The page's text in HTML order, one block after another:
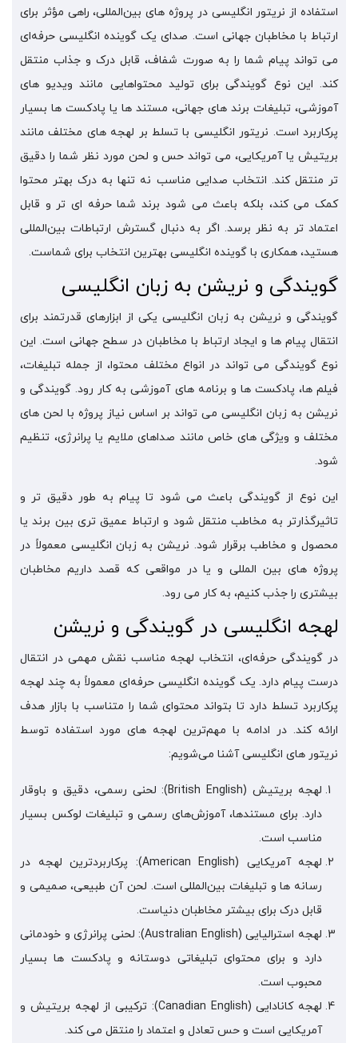
استفاده از نریتور انگلیسی در پروژه‌ های بین‌المللی، راهی مؤثر برای
ارتباط با مخاطبان جهانی است. صدای یک گوینده انگلیسی حرفه‌ای
می‌ تواند پیام شما را به‌ صورت شفاف، قابل‌ درک و جذاب منتقل
کند. این نوع گویندگی برای تولید محتواهایی مانند ویدیو های
آموزشی، تبلیغات برند های جهانی، مستند ها یا پادکست‌ ها بسیار
پرکاربرد است. نریتور انگلیسی با تسلط بر لهجه‌ های مختلف مانند
بریتیش یا آمریکایی، می‌ تواند حس و لحن مورد نظر شما را دقیق‌
تر منتقل کند. انتخاب صدایی مناسب نه‌ تنها به درک بهتر محتوا
کمک می‌ کند، بلکه باعث می‌ شود برند شما حرفه‌ ای‌ تر و قابل‌
اعتماد تر به نظر برسد. اگر به دنبال گسترش ارتباطات بین‌المللی
هستید، همکاری با گوینده انگلیسی بهترین انتخاب برای شماست.
گویندگی و نریشن به زبان انگلیسی
گویندگی و نریشن به زبان انگلیسی یکی از ابزارهای قدرتمند برای
انتقال پیام ها و ایجاد ارتباط با مخاطبان در سطح جهانی است. این
نوع گویندگی می تواند در انواع مختلف محتوا، از جمله تبلیغات،
فیلم ها، پادکست ها و برنامه های آموزشی به کار رود. گویندگی و
نریشن به زبان انگلیسی می تواند بر اساس نیاز پروژه با لحن های
مختلف و ویژگی های خاص مانند صداهای ملایم یا پرانرژی، تنظیم
شود.
این نوع از گویندگی باعث می شود تا پیام به طور دقیق تر و
تاثیرگذارتر به مخاطب منتقل شود و ارتباط عمیق تری بین برند یا
محصول و مخاطب برقرار شود. نریشن به زبان انگلیسی معمولاً در
پروژه های بین المللی و یا در مواقعی که قصد داریم مخاطبان
بیشتری را جذب کنیم، به کار می رود.
لهجه‌ انگلیسی در گویندگی و نریشن
در گویندگی حرفه‌ای، انتخاب لهجه مناسب نقش مهمی در انتقال
درست پیام دارد. یک گوینده انگلیسی حرفه‌ای معمولاً به چند لهجه
پرکاربرد تسلط دارد تا بتواند محتوای شما را متناسب با بازار هدف
ارائه کند. در ادامه با مهم‌ترین لهجه‌ های مورد استفاده توسط
نریتور های انگلیسی آشنا می‌شویم:
لهجه بریتیش (British English): لحنی رسمی، دقیق و باوقار
دارد. برای مستندها، آموزش‌های رسمی و تبلیغات لوکس بسیار
مناسب است.
لهجه آمریکایی (American English): پرکاربردترین لهجه در
رسانه‌ ها و تبلیغات بین‌المللی است. لحن آن طبیعی، صمیمی و
قابل‌ درک برای بیشتر مخاطبان دنیاست.
لهجه استرالیایی (Australian English): لحنی پرانرژی و خودمانی
دارد و برای محتوای تبلیغاتی دوستانه و پادکست‌ ها بسیار
محبوب است.
لهجه کانادایی (Canadian English): ترکیبی از لهجه بریتیش و
آمریکایی است و حس تعادل و اعتماد را منتقل می‌ کند.